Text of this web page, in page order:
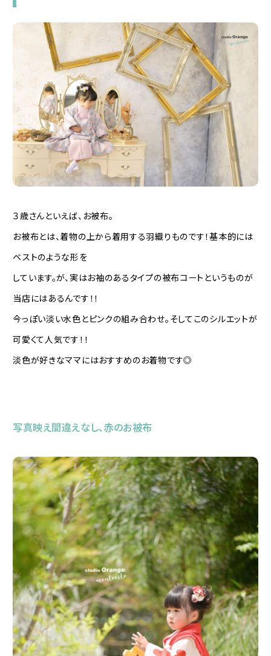
３歳さんといえば、お被布。
お被布とは、着物の上から着用する羽織りものです！基本的には
ベストのような形を
しています。が、実はお袖のあるタイプの被布コートというものが
当店にはあるんです！！
今っぽい淡い水色とピンクの組み合わせ。そしてこのシルエットが
可愛くて人気です！！
淡色が好きなママにはおすすめのお着物です◎
写真映え間違えなし、赤のお被布